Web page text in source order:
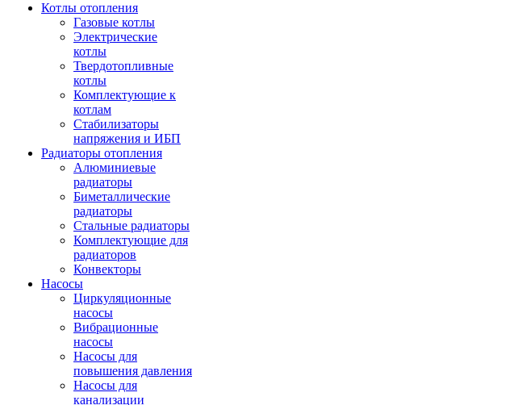
Котлы отопления
Газовые котлы
Электрические
котлы
Твердотопливные
котлы
Комплектующие к
котлам
Стабилизаторы
напряжения и ИБП
Радиаторы отопления
Алюминиевые
радиаторы
Биметаллические
радиаторы
Стальные радиаторы
Комплектующие для
радиаторов
Конвекторы
Насосы
Циркуляционные
насосы
Вибрационные
насосы
Насосы для
повышения давления
Насосы для
канализации